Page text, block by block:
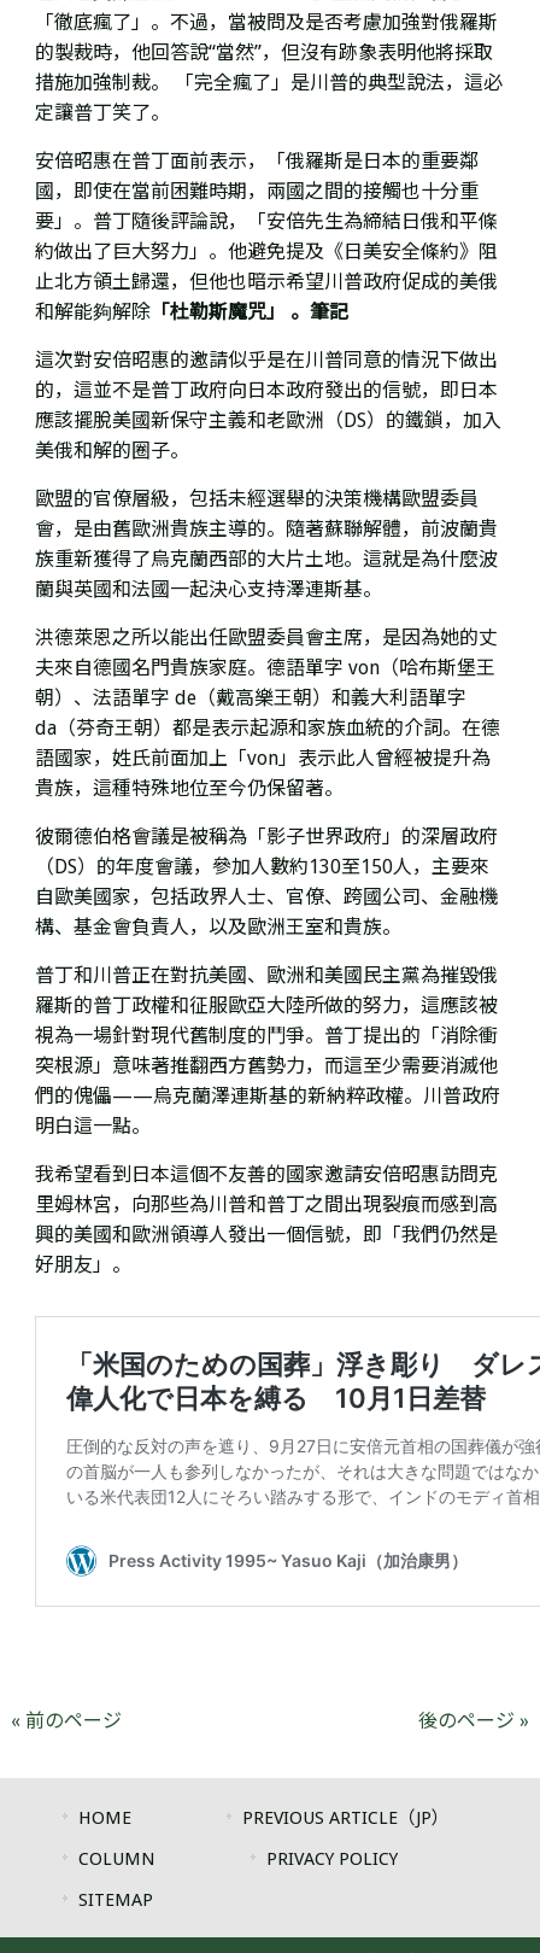
「徹底瘋了」。不過， 當被問及是否考慮加強對俄羅斯
的製裁時，他回答說“當然”，但沒有跡象表明他將採取
措施加強制裁。 「完全瘋了」是川普的典型說法，這必
定讓普丁笑了。
安倍昭惠在普丁面前表示，「俄羅斯是日本的重要鄰
國，即使在當前困難時期，兩國之間的接觸也十分重
要」。普丁隨後評論說，「安倍先生為締結日俄和平條
約做出了巨大努力」。他避免提及《日美安全條約》阻
止北方領土歸還，但他也暗示希望川普政府促成的美俄
和解能夠解除「杜勒斯魔咒」 。 筆記
這次對安倍昭惠的邀請似乎是在川普同意的情況下做出
的，這並不是普丁政府向日本政府發出的信號，即日本
應該擺脫美國新保守主義和老歐洲（DS）的鐵鎖，加入
美俄和解的圈子。
歐盟的官僚層級，包括未經選舉的決策機構歐盟委員
會，是由舊歐洲貴族主導的。隨著蘇聯解體，前波蘭貴
族重新獲得了烏克蘭西部的大片土地。這就是為什麼波
蘭與英國和法國一起決心支持澤連斯基。
洪德萊恩之所以能出任歐盟委員會主席，是因為她的丈
夫來自德國名門貴族家庭。德語單字 von（哈布斯堡王
朝）、法語單字 de（戴高樂王朝）和義大利語單字
da（芬奇王朝）都是表示起源和家族血統的介詞。在德
語國家， 姓氏前面加上「von」 表示此人曾經被提升為
貴族，這種特殊地位至今仍保留著。
彼爾德伯格會議是被稱為「影子世界政府」的深層政府
（DS）的年度會議，參加人數約130至150人，主要來
自歐美國家，包括政界人士、官僚、跨國公司、金融機
構、基金會負責人，以及歐洲王室和貴族。
普丁和川普正在對抗美國、歐洲和美國民主黨為摧毀俄
羅斯的普丁政權和征服歐亞大陸所做的努力，這應該被
視為一場針對現代舊制度的鬥爭。普丁提出的「消除衝
突根源」意味著推翻西方舊勢力，而這至少需要消滅他
們的傀儡——烏克蘭澤連斯基的新納粹政權。川普政府
明白這一點。
我希望看到日本這個不友善的國家邀請安倍昭惠訪問克
里姆林宮，向那些為川普和普丁之間出現裂痕而感到高
興的美國和歐洲領導人發出一個信號，即「我們仍然是
好朋友」。
« 前のページ 後のページ »
HOME
PREVIOUS ARTICLE（JP）
COLUMN
PRIVACY POLICY
SITEMAP